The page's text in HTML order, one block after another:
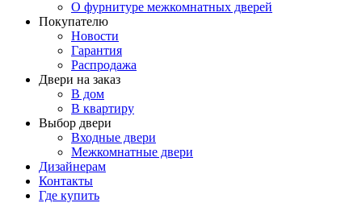
О фурнитуре межкомнатных дверей
Покупателю
Новости
Гарантия
Распродажа
Двери на заказ
В дом
В квартиру
Выбор двери
Входные двери
Межкомнатные двери
Дизайнерам
Контакты
Где купить